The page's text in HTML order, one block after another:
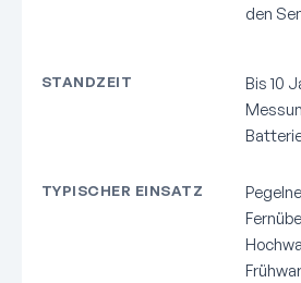
den
STANDZEIT
Bis 10
TYPISCHER EINSATZ